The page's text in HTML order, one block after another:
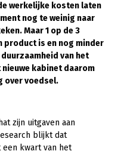
werkelijke kosten laten
nog te weinig naar
Maar 1 op de 3
product is en nog minder
van het
kabinet daarom
over voedsel.
zijn uitgaven aan
blijkt dat
kwart van het